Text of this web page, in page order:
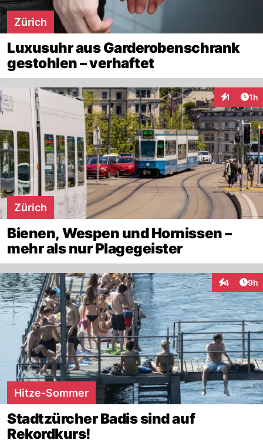
Zürich
Luxusuhr aus Garderobenschrank
gestohlen – verhaftet
1 1h
Zürich
Bienen, Wespen und Hornissen –
mehr als nur Plagegeister
4 9h
Hitze-Sommer
Stadtzürcher Badis sind auf
Rekordkurs!